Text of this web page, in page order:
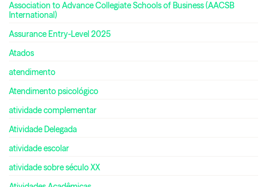
Association to Advance Collegiate Schools of Business (AACSB
International)
Assurance Entry-Level 2025
Atados
atendimento
Atendimento psicológico
atividade complementar
Atividade Delegada
atividade escolar
atividade sobre século XX